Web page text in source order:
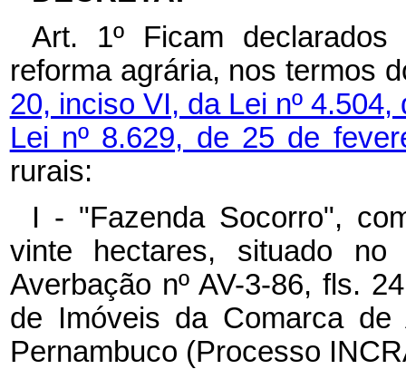
Art. 1º Ficam
reforma agrária, nos termos
20, inciso VI, da Lei nº
Lei nº 8.629, de 25 de
rurais:
I - "Fazenda Socorro",
vinte hectares, situado
Averbação nº AV-3-86, fls.
de Imóveis da Comarca de
Pernambuco (Processo